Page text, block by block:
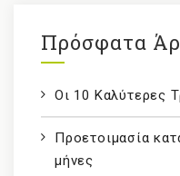
Πρόσφατα
Οι 10 Καλύτερες
Προετοιμασία
μήνες